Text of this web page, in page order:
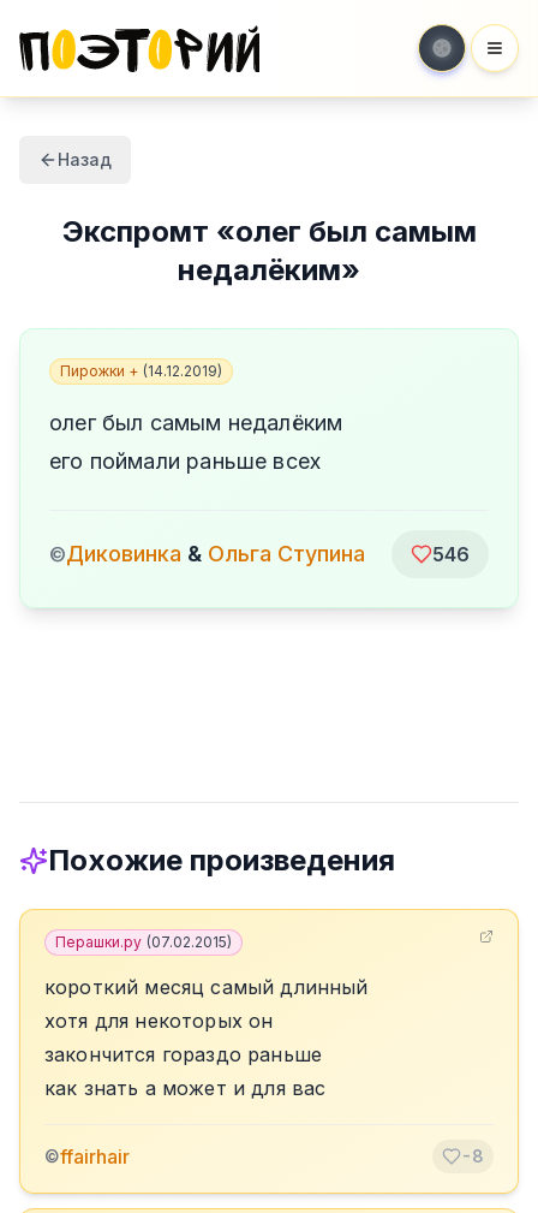
Назад
Экспромт «олег был самым
недалёким»
Пирожки + (14.12.2019)
олег был самым недалёким
его поймали раньше всех
©Диковинка & Ольга Ступина 546
Похожие произведения
Перашки.ру (07.02.2015)
короткий месяц самый длинный
хотя для некоторых он
закончится гораздо раньше
как знать а может и для вас
©ffairhair -8